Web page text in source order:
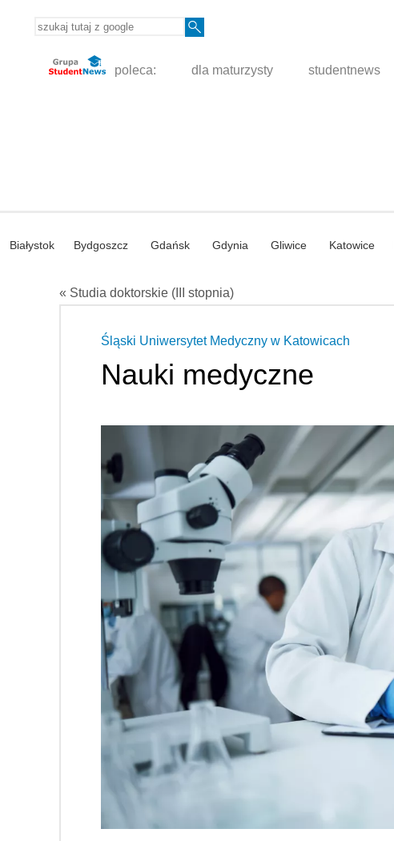
poleca: dla maturzysty studentnews
Białystok Bydgoszcz Gdańsk Gdynia Gliwice Katowice
« Studia doktorskie (III stopnia)
Śląski Uniwersytet Medyczny w Katowicach
Nauki medyczne